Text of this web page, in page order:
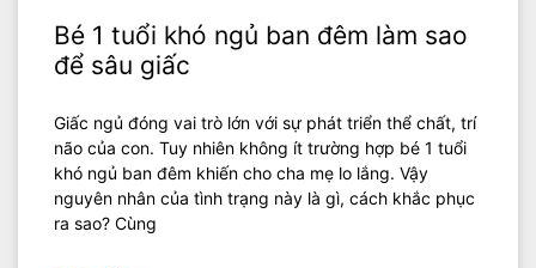
Bé 1 tuổi khó ngủ ban đêm làm sao
để sâu giấc
Giấc ngủ đóng vai trò lớn với sự phát triển thể chất, trí
não của con. Tuy nhiên không ít trường hợp bé 1 tuổi
khó ngủ ban đêm khiến cho cha mẹ lo lắng. Vậy
nguyên nhân của tình trạng này là gì, cách khắc phục
ra sao? Cùng